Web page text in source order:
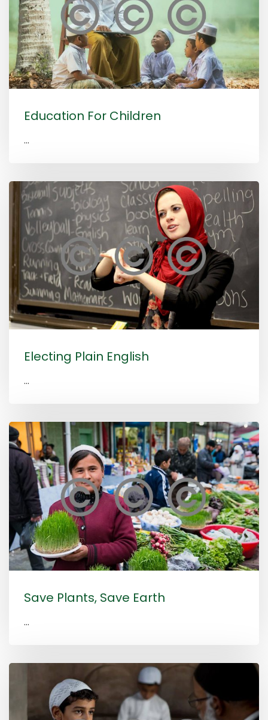
Education For Children
...
Electing Plain English
...
Save Plants, Save Earth
...